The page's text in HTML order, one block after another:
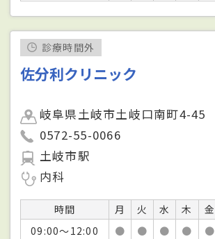
診療時間外
佐分利クリニック
岐阜県土岐市土岐口南町4-45
0572-55-0066
土岐市駅
内科
時間 月 火 水 木 金
09:00～12:00
● ● ● ● ●